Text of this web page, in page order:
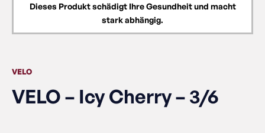
Dieses Produkt schädigt Ihre Gesundheit und macht
stark abhängig.
VELO
VELO – Icy Cherry – 3/6